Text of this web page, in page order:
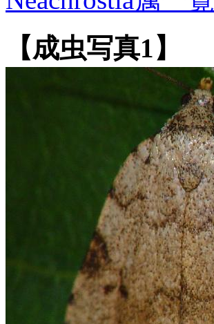
【成虫写真1】